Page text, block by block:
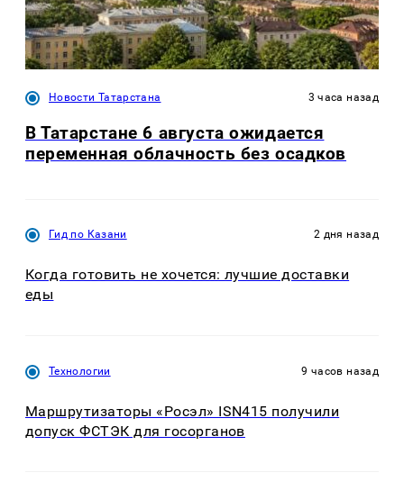
Новости Татарстана 3 часа назад
В Татарстане 6 августа ожидается
переменная облачность без осадков
Гид по Казани 2 дня назад
Когда готовить не хочется: лучшие доставки
еды
Технологии 9 часов назад
Маршрутизаторы «Росэл» ISN415 получили
допуск ФСТЭК для госорганов